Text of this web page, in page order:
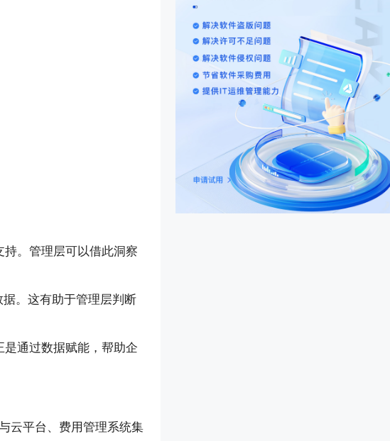
。管理层可以借此洞察
。这有助于管理层判断
是通过数据赋能，帮助企
云平台、费用管理系统集